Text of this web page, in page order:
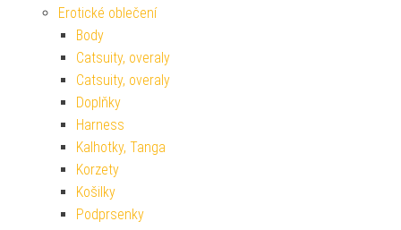
Erotické oblečení
Body
Catsuity, overaly
Catsuity, overaly
Doplňky
Harness
Kalhotky, Tanga
Korzety
Košilky
Podprsenky